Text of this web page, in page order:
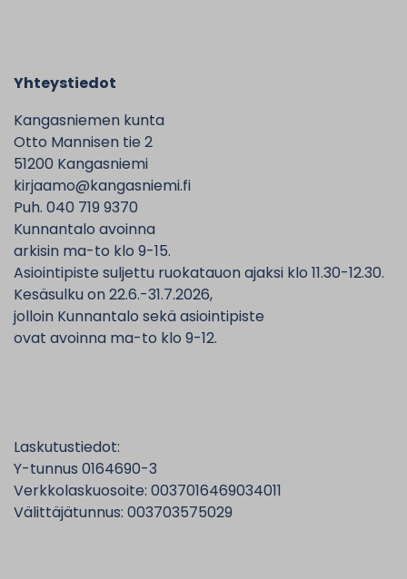
Yhteystiedot
Kangasniemen kunta
Otto Mannisen tie 2
51200 Kangasniemi
kirjaamo@kangasniemi.fi
Puh. 040 719 9370
Kunnantalo avoinna
arkisin ma-to klo 9-15.
Asiointipiste suljettu ruokatauon ajaksi klo 11.30-12.30.
Kesäsulku on 22.6.-31.7.2026,
jolloin Kunnantalo sekä asiointipiste
ovat avoinna ma-to klo 9-12.
Laskutustiedot:
Y-tunnus 0164690-3
Verkkolaskuosoite: 0037016469034011
Välittäjätunnus: 003703575029